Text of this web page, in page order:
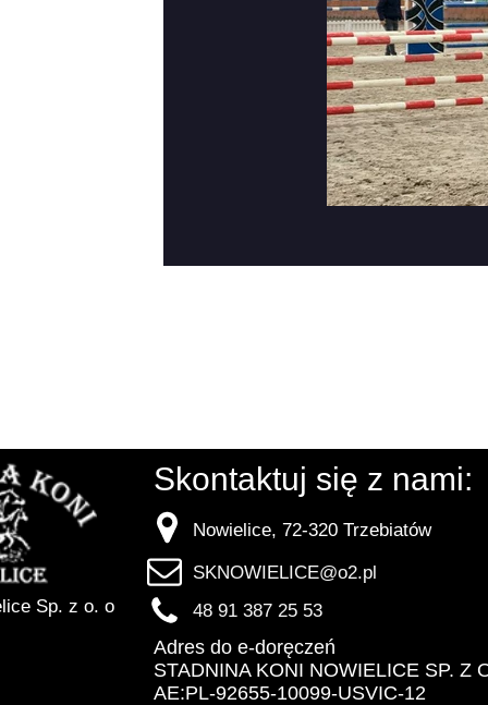
Adres do e-doręczeń
STADNINA KONI NOWIELICE SP. Z
AE:PL-92655-10099-USVIC-12
SKNOWIELICE@o2.pl
48 91 387 25 53
Nowielice, 72-320 Trzebiatów
Skontaktuj się z nami:
Sp. z o. o